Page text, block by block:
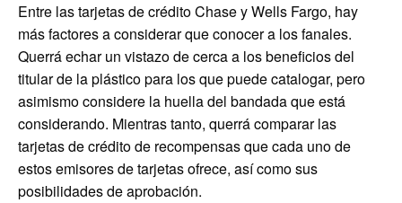
Entre las tarjetas de crédito Chase y Wells Fargo, hay
más factores a considerar que conocer a los fanales.
Querrá echar un vistazo de cerca a los beneficios del
titular de la plástico para los que puede catalogar, pero
asimismo considere la huella del bandada que está
considerando. Mientras tanto, querrá comparar las
tarjetas de crédito de recompensas que cada uno de
estos emisores de tarjetas ofrece, así como sus
posibilidades de aprobación.